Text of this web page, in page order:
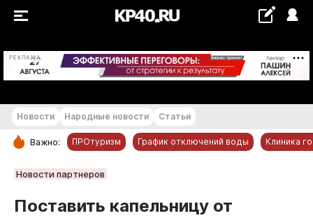
РЕКЛАМА +21...+22 °С
РУБРИКИ
Новости Народные новости Статьи
Важно: ПРОтуризм График отключений воды Клиника
Новости партнеров
Поставить капельницу от